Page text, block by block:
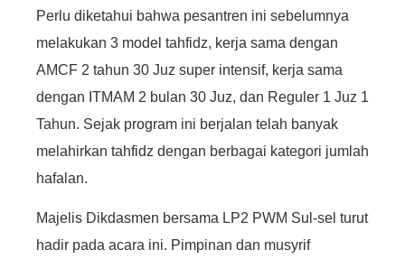
Perlu diketahui bahwa pesantren ini sebelumnya
melakukan 3 model tahfidz, kerja sama dengan
AMCF 2 tahun 30 Juz super intensif, kerja sama
dengan ITMAM 2 bulan 30 Juz, dan Reguler 1 Juz 1
Tahun. Sejak program ini berjalan telah banyak
melahirkan tahfidz dengan berbagai kategori jumlah
hafalan.
Majelis Dikdasmen bersama LP2 PWM Sul-sel turut
hadir pada acara ini. Pimpinan dan musyrif